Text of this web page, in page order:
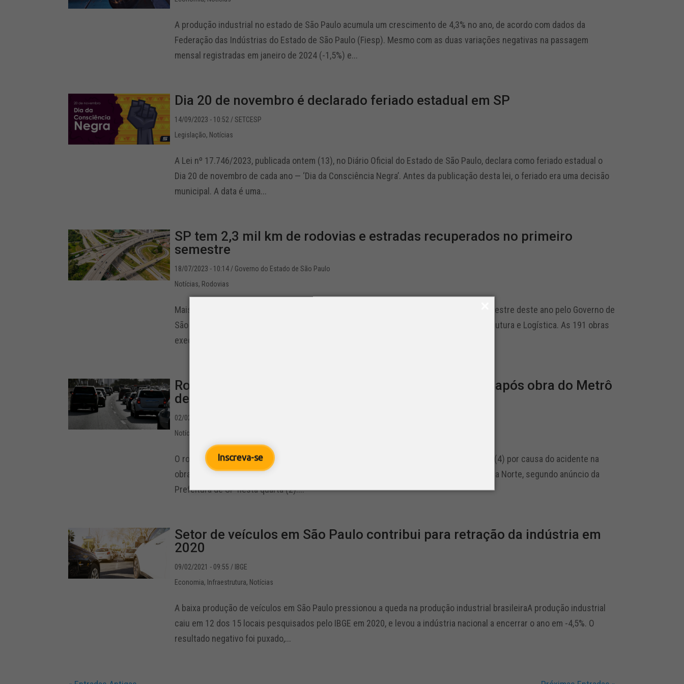
Inscreva-se
A produção industrial no estado de São Paulo acumula um crescimento de 4,3% no ano, de acordo com dados da
Federação das Indústrias do Estado de São Paulo (Fiesp). Mesmo com as duas variações negativas na passagem
mensal registradas em janeiro de 2024 (-1,5%) e...
Dia 20 de novembro é declarado feriado estadual em SP
14/09/2023 - 10:52 / SETCESP
Legislação, Notícias
A Lei nº 17.746/2023, publicada ontem (13), no Diário Oficial do Estado de São Paulo, declara como feriado estadual o
Dia 20 de novembro de cada ano — ‘Dia da Consciência Negra’. Antes da publicação desta lei, o feriado era uma decisão
municipal. A data é uma...
SP tem 2,3 mil km de rodovias e estradas recuperados no primeiro
semestre
18/07/2023 - 10:14 / Governo do Estado de São Paulo
Notícias, Rodovias
Mais de 2,3 mil quilômetros de rodovias e estradas foram recuperados no primeiro semestre deste ano pelo Governo de
São Paulo por meio de obras e investimentos da Secretaria de Meio Ambiente, Infraestrutura e Logística. As 191 obras
executadas nas rodovias e estradas...
Rodízio de veículos é suspenso em SP até sexta-feira após obra do Metrô
desabar e abrir cratera na Marginal Tietê
02/02/2022 - 11:11
Notícias
O rodízio municipal de veículos ficará suspenso na cidade de São Paulo até sexta-feira (4) por causa do acidente na
obra da Linha 6-Laranja do Metrô na pista local da Marginal Tietê, na Freguesia do Ó, Zona Norte, segundo anúncio da
Prefeitura de SP nesta quarta (2)....
Setor de veículos em São Paulo contribui para retração da indústria em
2020
09/02/2021 - 09:55 / IBGE
Economia, Infraestrutura, Notícias
A baixa produção de veículos em São Paulo pressionou a queda na produção industrial brasileiraA produção industrial
caiu em 12 dos 15 locais pesquisados pelo IBGE em 2020, e levou a indústria nacional a encerrar o ano em -4,5%. O
resultado negativo foi puxado,...